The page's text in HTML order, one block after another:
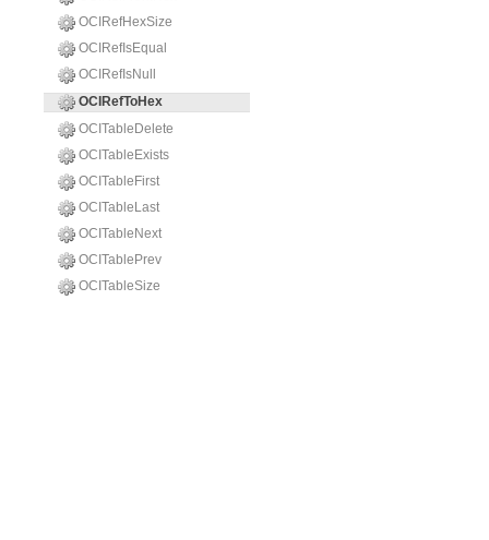
OCIRefHexSize
OCIRefIsEqual
OCIRefIsNull
OCIRefToHex
OCITableDelete
OCITableExists
OCITableFirst
OCITableLast
OCITableNext
OCITablePrev
OCITableSize